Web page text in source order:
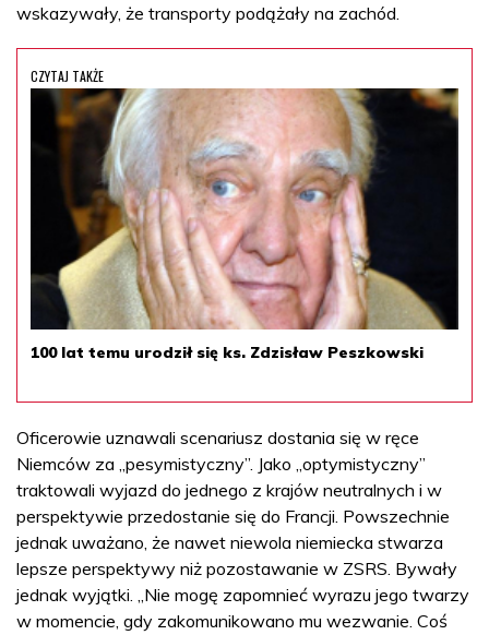
wskazywały, że transporty podążały na zachód.
CZYTAJ TAKŻE
100 lat temu urodził się ks. Zdzisław Peszkowski
Oficerowie uznawali scenariusz dostania się w ręce
Niemców za „pesymistyczny”. Jako „optymistyczny”
traktowali wyjazd do jednego z krajów neutralnych i w
perspektywie przedostanie się do Francji. Powszechnie
jednak uważano, że nawet niewola niemiecka stwarza
lepsze perspektywy niż pozostawanie w ZSRS. Bywały
jednak wyjątki. „Nie mogę zapomnieć wyrazu jego twarzy
w momencie, gdy zakomunikowano mu wezwanie. Coś